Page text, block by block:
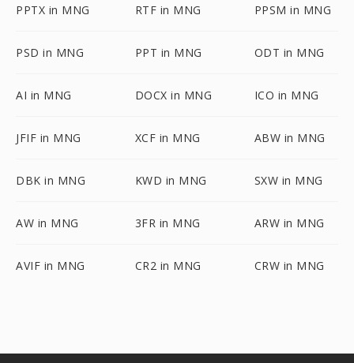
PPTX in MNG RTF in MNG PPSM in MNG
PSD in MNG PPT in MNG ODT in MNG
AI in MNG DOCX in MNG ICO in MNG
JFIF in MNG XCF in MNG ABW in MNG
DBK in MNG KWD in MNG SXW in MNG
AW in MNG 3FR in MNG ARW in MNG
AVIF in MNG CR2 in MNG CRW in MNG